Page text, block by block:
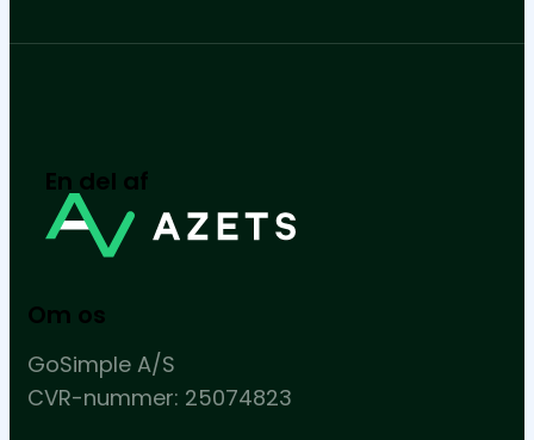
En del af
Om os
GoSimple A/S
CVR-nummer: 25074823